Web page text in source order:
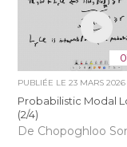
PUBLIÉE LE23 MARS 2026
Probabilistic Modal
(2/4)
De Chopoghloo